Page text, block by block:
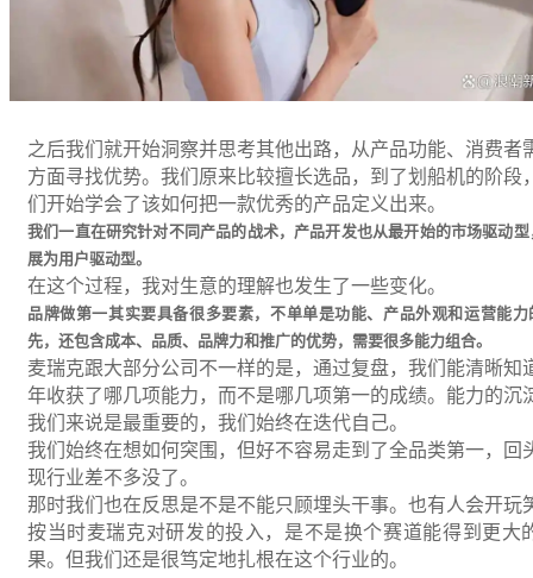
之后我们就开始洞察并思考其他出路，从产品功能、消费者
方面寻找优势。我们原来比较擅长选品，到了划船机的阶段
们开始学会了该如何把一款优秀的产品定义出来。
我们一直在研究针对不同产品的战术，产品开发也从最开始的市场驱动型
展为用户驱动型。
在这个过程，我对生意的理解也发生了一些变化。
品牌做第一其实要具备很多要素，不单单是功能、产品外观和运营能力
先，还包含成本、品质、品牌力和推广的优势，需要很多能力组合。
麦瑞克跟大部分公司不一样的是，通过复盘，我们能清晰知
年收获了哪几项能力，而不是哪几项第一的成绩。能力的沉
我们来说是最重要的，我们始终在迭代自己。
我们始终在想如何突围，但好不容易走到了全品类第一，回
现行业差不多没了。
那时我们也在反思是不是不能只顾埋头干事。也有人会开玩
按当时麦瑞克对研发的投入，是不是换个赛道能得到更大
果。但我们还是很笃定地扎根在这个行业的。